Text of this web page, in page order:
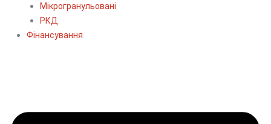
Мікрогранульовані
РКД
Фінансування